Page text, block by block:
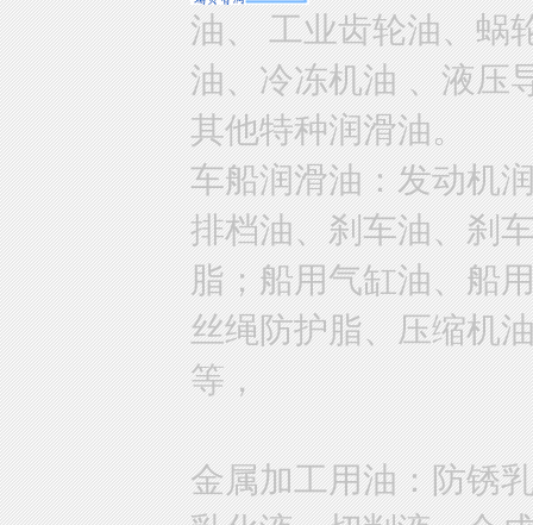
油、 工业齿轮油、蜗
油、冷冻机油 、液压
其他特种润滑油。
车船润滑油：发动机
排档油、刹车油、刹
脂；船用气缸油、船
丝绳防护脂、压缩机
等，
金属加工用油：防锈